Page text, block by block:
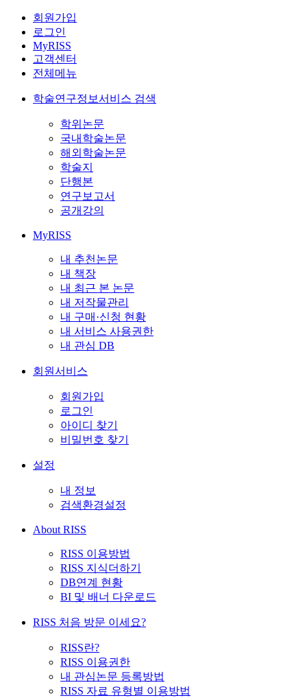
회원가입
로그인
MyRISS
고객센터
전체메뉴
학술연구정보서비스 검색
학위논문
국내학술논문
해외학술논문
학술지
단행본
연구보고서
공개강의
MyRISS
내 추천논문
내 책장
내 최근 본 논문
내 저작물관리
내 구매·신청 현황
내 서비스 사용권한
내 관심 DB
회원서비스
회원가입
로그인
아이디 찾기
비밀번호 찾기
설정
내 정보
검색환경설정
About RISS
RISS 이용방법
RISS 지식더하기
DB연계 현황
BI 및 배너 다운로드
RISS 처음 방문 이세요?
RISS란?
RISS 이용권한
내 관심논문 등록방법
RISS 자료 유형별 이용방법